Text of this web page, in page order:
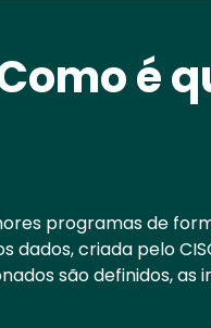
é
programas de
dados, criada pelo
são definidos, as